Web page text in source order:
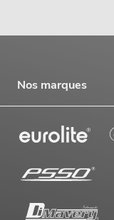
Nos marques